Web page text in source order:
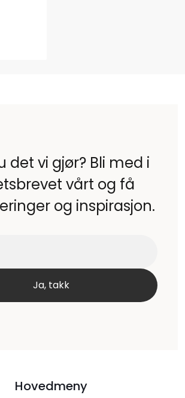
det vi gjør? Bli med i
vårt og få
og inspirasjon.
Hovedmeny